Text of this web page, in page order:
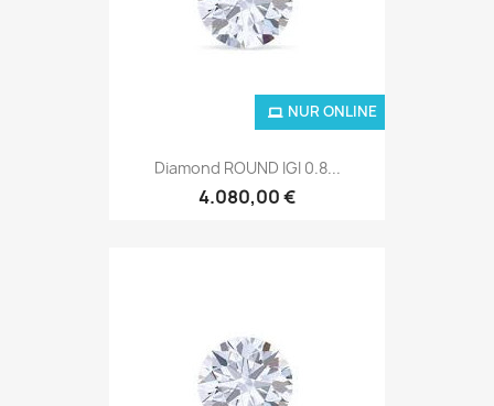
Diamond ROUND IGI 0.8...
4.080,00 €
NUR ONLINE